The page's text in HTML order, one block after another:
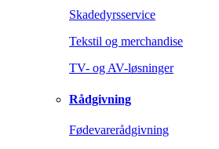
Skadedyrsservice
Tekstil og merchandise
TV- og AV-løsninger
Rådgivning
Fødevarerådgivning